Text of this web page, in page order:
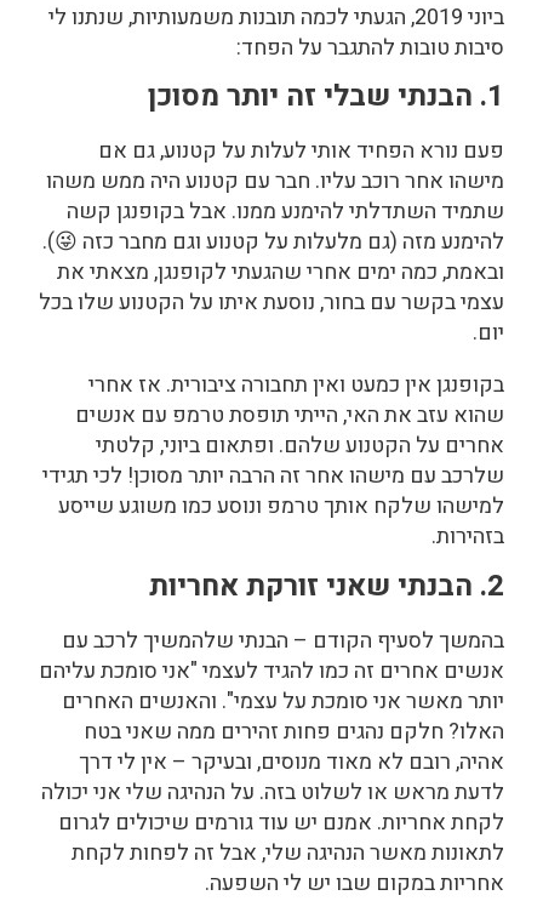
ביוני 2019, הגעתי לכמה תובנות משמעותיות, שנתנו לי
סיבות טובות להתגבר על הפחד:
1. הבנתי שבלי זה יותר מסוכן
פעם נורא הפחיד אותי לעלות על קטנוע, גם אם
מישהו אחר רוכב עליו. חבר עם קטנוע היה ממש משהו
שתמיד השתדלתי להימנע ממנו. אבל בקופנגן קשה
להימנע מזה (גם מלעלות על קטנוע וגם מחבר כזה 😜).
ובאמת,כמה ימים אחרי שהגעתי לקופנגן, מצאתי את
עצמי בקשר עם בחור, נוסעת איתו על הקטנוע שלו בכל
יום.
בקופנגן אין כמעט ואין תחבורה ציבורית. אז אחרי
שהוא עזב את האי, הייתי תופסת טרמפ עם אנשים
אחרים על הקטנוע שלהם. ופתאום ביוני, קלטתי
שלרכב עם מישהו אחר זה הרבה יותר מסוכן! לכי תגידי
למישהו שלקח אותך טרמפ ונוסע כמו משוגע שייסע
בזהירות.
2. הבנתי שאני זורקת אחריות
בהמשך לסעיף הקודם – הבנתי שלהמשיך לרכב עם
אנשים אחרים זה כמו להגיד לעצמי "אני סומכת עליהם
יותר מאשר אני סומכת על עצמי". והאנשים האחרים
האלו? חלקם נהגים פחות זהירים ממה שאני בטח
אהיה, רובם לא מאוד מנוסים, ובעיקר – אין לי דרך
לדעת מראש או לשלוט בזה. על הנהיגה שלי אני יכולה
לקחת אחריות. אמנם יש עוד גורמים שיכולים לגרום
לתאונות מאשר הנהיגה שלי, אבל זה לפחות לקחת
אחריות במקום שבו יש לי השפעה.